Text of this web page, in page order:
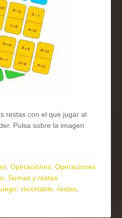
restas con el que jugar al
Pulsa sobre la imagen
,Operaciones,Operaciones
,Sumas y restas
juego, recortable, restas,